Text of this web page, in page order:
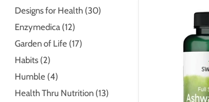
Designs for Health (30)
Enzymedica (12)
Garden of Life (17)
Habits (2)
Humble (4)
Health Thru Nutrition (13)